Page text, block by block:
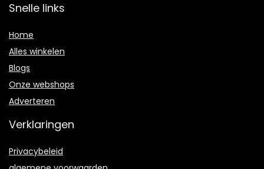
Snelle links
Home
Alles winkelen
Blogs
Onze webshops
Adverteren
Verklaringen
Privacybeleid